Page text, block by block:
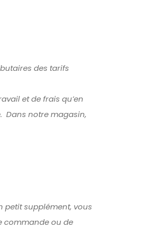
des tarifs
et de frais qu’en
Dans notre magasin,
petit supplément, vous
commande ou de